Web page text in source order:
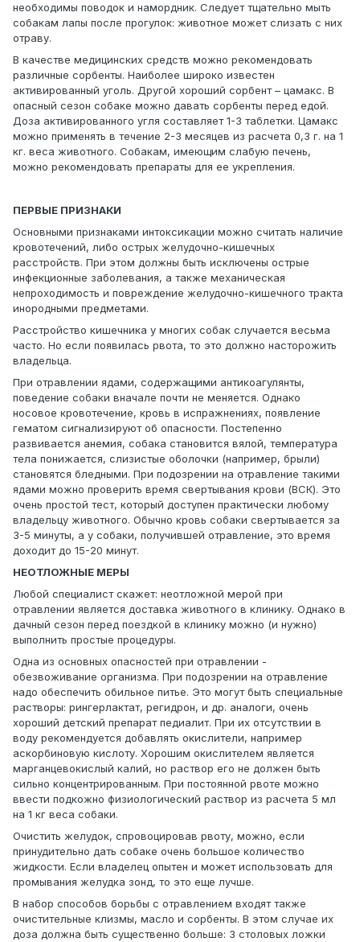
необходимы поводок и намордник. Следует тщательно мыть
собакам лапы после прогулок: животное может слизать с них
отраву.
В качестве медицинских средств можно рекомендовать
различные сорбенты. Наиболее широко известен
активированный уголь. Другой хороший сорбент – цамакс. В
опасный сезон собаке можно давать сорбенты перед едой.
Доза активированного угля составляет 1-3 таблетки. Цамакс
можно применять в течение 2-3 месяцев из расчета 0,3 г. на 1
кг. веса животного. Собакам, имеющим слабую печень,
можно рекомендовать препараты для ее укрепления.
ПЕРВЫЕ ПРИЗНАКИ
Основными признаками интоксикации можно считать наличие
кровотечений, либо острых желудочно-кишечных
расстройств. При этом должны быть исключены острые
инфекционные заболевания, а также механическая
непроходимость и повреждение желудочно-кишечного тракта
инородными предметами.
Расстройство кишечника у многих собак случается весьма
часто. Но если появилась рвота, то это должно насторожить
владельца.
При отравлении ядами, содержащими антикоагулянты,
поведение собаки вначале почти не меняется. Однако
носовое кровотечение, кровь в испражнениях, появление
гематом сигнализируют об опасности. Постепенно
развивается анемия, собака становится вялой, температура
тела понижается, слизистые оболочки (например, брыли)
становятся бледными. При подозрении на отравление такими
ядами можно проверить время свертывания крови (ВСК). Это
очень простой тест, который доступен практически любому
владельцу животного. Обычно кровь собаки свертывается за
3-5 минуты, а у собаки, получившей отравление, это время
доходит до 15-20 минут.
НЕОТЛОЖНЫЕ МЕРЫ
Любой специалист скажет: неотложной мерой при
отравлении является доставка животного в клинику. Однако в
дачный сезон перед поездкой в клинику можно (и нужно)
выполнить простые процедуры.
Одна из основных опасностей при отравлении -
обезвоживание организма. При подозрении на отравление
надо обеспечить обильное питье. Это могут быть специальные
растворы: рингерлактат, регидрон, и др. аналоги, очень
хороший детский препарат педиалит. При их отсутствии в
воду рекомендуется добавлять окислители, например
аскорбиновую кислоту. Хорошим окислителем является
марганцевокислый калий, но раствор его не должен быть
сильно концентрированным. При постоянной рвоте можно
ввести подкожно физиологический раствор из расчета 5 мл
на 1 кг веса собаки.
Очистить желудок, спровоцировав рвоту, можно, если
принудительно дать собаке очень большое количество
жидкости. Если владелец опытен и может использовать для
промывания желудка зонд, то это еще лучше.
В набор способов борьбы с отравлением входят также
очистительные клизмы, масло и сорбенты. В этом случае их
доза должна быть существенно больше: 3 столовых ложки